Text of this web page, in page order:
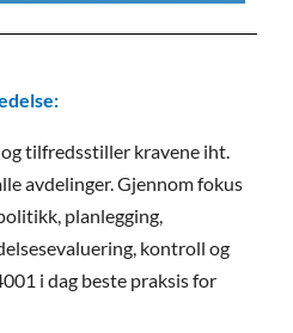
tilfredsstiller kravene iht.
avdelinger. Gjennom fokus
planlegging,
kontroll og
i dag beste praksis for